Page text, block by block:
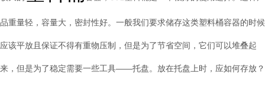
品重量轻，容量大，密封性好。一般我们要求储存这类塑料桶容器的时候
应该平放且保证不得有重物压制，但是为了节省空间，它们可以堆叠起
来，但是为了稳定需要一些工具——托盘。放在托盘上时，应如何存放？